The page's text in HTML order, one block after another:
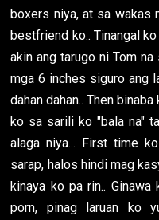
boxers niya, at sa wakas
bestfriend ko.. Tinangal
akin ang tarugo ni Tom
mga 6 inches siguro ang
dahan dahan.. Then
ko sa sarili ko "bala na"
alaga niya... First time
sarap, halos hindi mag
kinaya ko pa rin..
porn, pinag laruan ko